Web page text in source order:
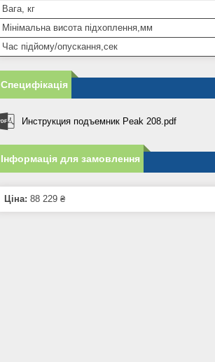
Вага, кг
Мінімальна висота підхоплення,мм
Час підйому/опускання,сек
Специфікація
Инструкция подъемник Peak 208.pdf
Інформація для замовлення
Ціна: 88 229 ₴